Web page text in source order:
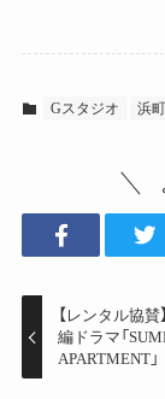
Gスタジオ 浜
【レンタル協
編ドラマ「
APARTMENT」